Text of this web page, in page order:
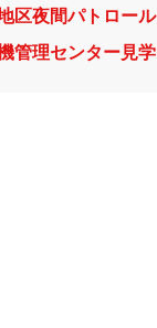
区夜間パトロール
管理センター見学